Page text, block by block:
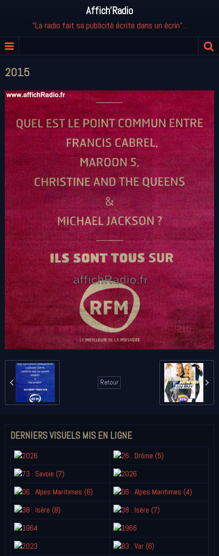
Affich'Radio
"La radio fait sa publicité écrite dans un écrin"...
2015
Retour
DERNIERS VISUELS MIS EN LIGNE